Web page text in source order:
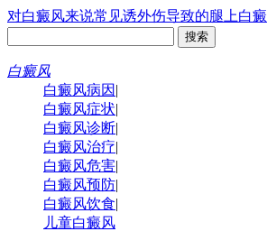
对白癜风来说常见诱外伤导致的腿上白癜
白癜风
白癜风病因 |
白癜风症状|
白癜风诊断|
白癜风治疗|
白癜风危害|
白癜风预防|
白癜风饮食|
儿童白癜风